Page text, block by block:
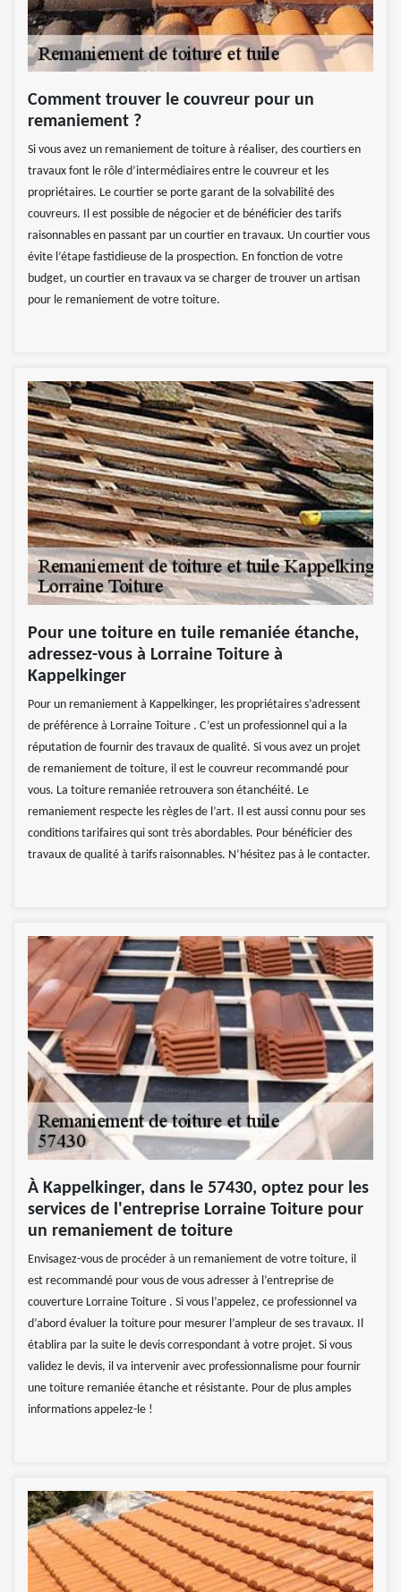
Comment trouver le couvreur pour un
remaniement ?
Si vous avez un remaniement de toiture à réaliser, des courtiers en
travaux font le rôle d’intermédiaires entre le couvreur et les
propriétaires. Le courtier se porte garant de la solvabilité des
couvreurs. Il est possible de négocier et de bénéficier des tarifs
raisonnables en passant par un courtier en travaux. Un courtier vous
évite l’étape fastidieuse de la prospection. En fonction de votre
budget, un courtier en travaux va se charger de trouver un artisan
pour le remaniement de votre toiture.
Pour une toiture en tuile remaniée étanche,
adressez-vous à Lorraine Toiture à
Kappelkinger
Pour un remaniement à Kappelkinger, les propriétaires s’adressent
de préférence à Lorraine Toiture . C’est un professionnel qui a la
réputation de fournir des travaux de qualité. Si vous avez un projet
de remaniement de toiture, il est le couvreur recommandé pour
vous. La toiture remaniée retrouvera son étanchéité. Le
remaniement respecte les règles de l’art. Il est aussi connu pour ses
conditions tarifaires qui sont très abordables. Pour bénéficier des
travaux de qualité à tarifs raisonnables. N’hésitez pas à le contacter.
À Kappelkinger, dans le 57430, optez pour les
services de l'entreprise Lorraine Toiture pour
un remaniement de toiture
Envisagez-vous de procéder à un remaniement de votre toiture, il
est recommandé pour vous de vous adresser à l’entreprise de
couverture Lorraine Toiture . Si vous l’appelez, ce professionnel va
d’abord évaluer la toiture pour mesurer l’ampleur de ses travaux. Il
établira par la suite le devis correspondant à votre projet. Si vous
validez le devis, il va intervenir avec professionnalisme pour fournir
une toiture remaniée étanche et résistante. Pour de plus amples
informations appelez-le !